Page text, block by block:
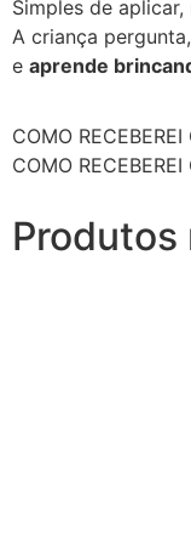
Simples de
A criança
e aprende
COMO RECEBEREI
COMO RECEBEREI
Produtos